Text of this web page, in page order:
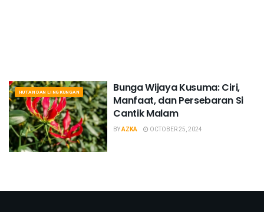
HUTAN DAN LINGKUNGAN
Bunga Wijaya Kusuma: Ciri,
Manfaat, dan Persebaran Si
Cantik Malam
BYAZKA OCTOBER 25, 2024